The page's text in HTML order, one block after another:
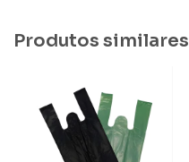
Produtos similares